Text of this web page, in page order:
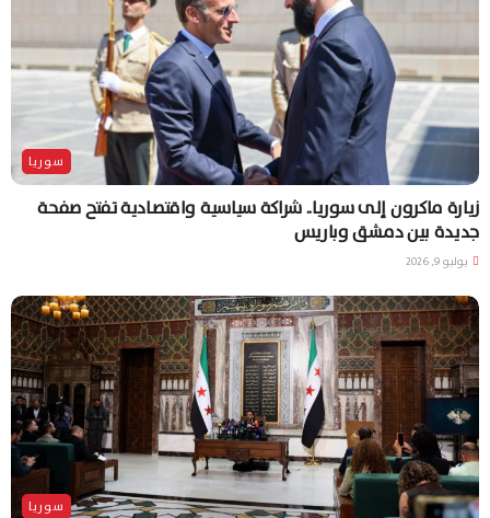
سوريا
زيارة ماكرون إلى سوريا.. شراكة سياسية واقتصادية تفتح صفحة
جديدة بين دمشق وباريس
يوليو 9, 2026
سوريا